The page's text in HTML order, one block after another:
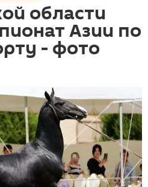
области
Азии по
- фото